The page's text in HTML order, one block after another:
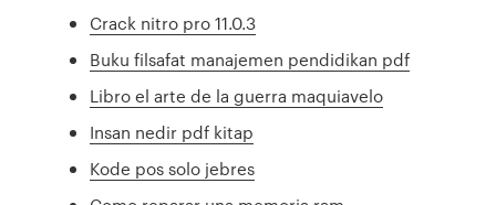
Crack nitro pro 11.0.3
Buku filsafat manajemen pendidikan pdf
Libro el arte de la guerra maquiavelo
Insan nedir pdf kitap
Kode pos solo jebres